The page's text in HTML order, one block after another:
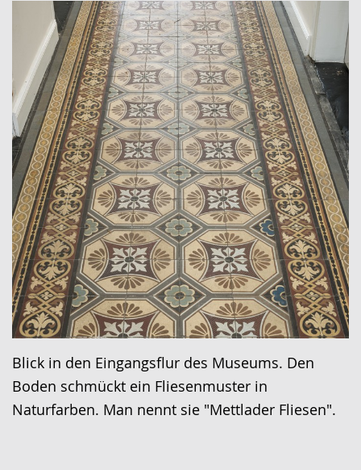
Blick in den Eingangsflur des Museums. Den
Boden schmückt ein Fliesenmuster in
Naturfarben. Man nennt sie "Mettlader Fliesen".